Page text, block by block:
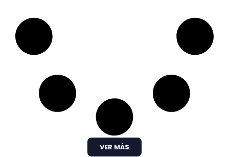
VER MÁS